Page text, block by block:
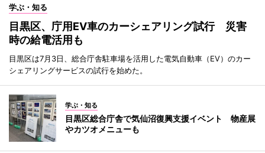
学ぶ・知る
目黒区、庁用EV車のカーシェアリング試行 災害
時の給電活用も
目黒区は7月3日、総合庁舎駐車場を活用した電気自動車（EV）のカー
シェアリングサービスの試行を始めた。
学ぶ・知る
目黒区総合庁舎で気仙沼復興支援イベント 物産展
やカツオメニューも